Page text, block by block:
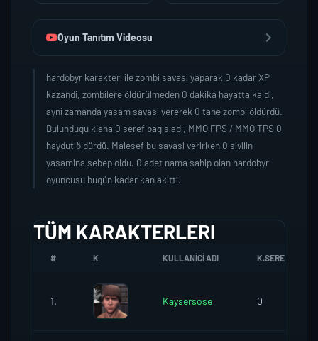
Oyun Tanıtım Videosu
hardobyr karakteri ile zombi savasi yaparak 0 kadar XP
kazandi, zombilere öldürülmeden 0 dakika hayatta kaldi,
ayni zamanda yasam savasi vererek 0 tane zombi öldürdü.
Bulundugu klana 0 seref bagisladi, MMO FPS / MMO TPS 0
haydut öldürdü. Malesef bu savasi verirken 0 sivilin
yasamina sebep oldu. 0 adet nama sahip olan hardobyr
oyuncusu bugün kadar kan akitti.
TÜM KARAKTERLERI
# K KULLANICI ADI K.SEREFI
1. Kaysersose 0